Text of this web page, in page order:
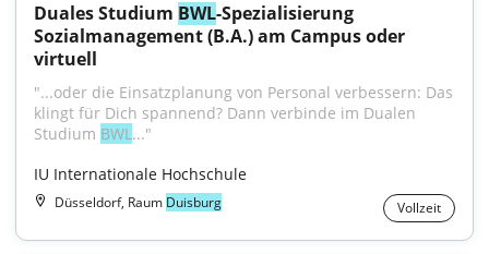
Duales Studium BWL-Spezialisierung
Sozialmanagement (B.A.) am Campus oder
virtuell
"...oder die Einsatzplanung von Personal verbessern: Das
klingt für Dich spannend? Dann verbinde im Dualen
Studium BWL..."
IU Internationale Hochschule
Düsseldorf, Raum Duisburg Vollzeit